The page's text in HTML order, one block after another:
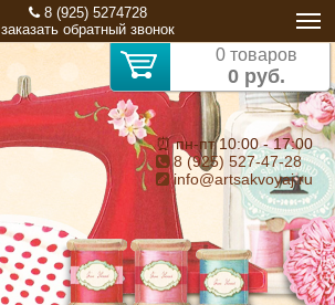
8 (925) 5274728
заказать обратный звонок
0 товаров
0 руб.
⏰ пн-пт 10:00 - 17:00
8 (925) 527-47-28
info@artsakvoyaj.ru